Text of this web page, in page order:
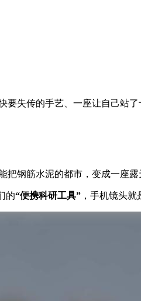
失传的手艺、一座让自己站了
把钢筋水泥的都市，变成一座露
的“便携科研工具” ，手机镜头就